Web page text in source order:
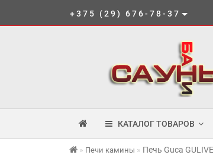
+375 (29) 676-78-37
КАТАЛОГ ТОВАРОВ
Печи камины Печь Guca